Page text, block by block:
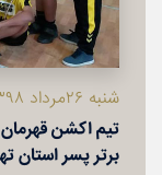
شنبه ۲۶مرداد ۱۳۹۸
تیم اكشن
برتر پسر استان